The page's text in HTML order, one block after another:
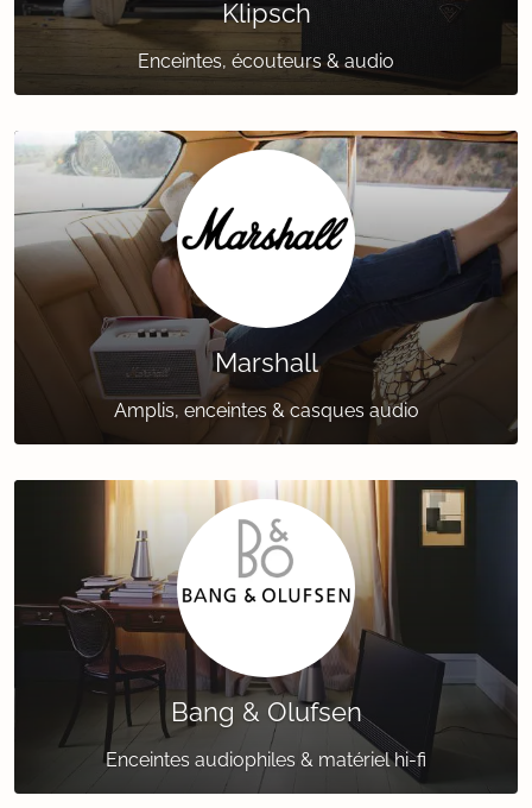
Klipsch
Enceintes, écouteurs & audio
Marshall
Amplis, enceintes & casques audio
Bang & Olufsen
Enceintes audiophiles & matériel hi-fi